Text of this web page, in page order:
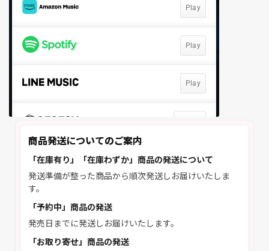
商品発送についてのご案内
「在庫有り」「在庫わずか」商品の発送について
発送準備が整った商品から順次発送しお届けいたしま
す。
「予約中」商品の発送
発売日までに発送しお届けいたします。
「お取り寄せ」商品の発送